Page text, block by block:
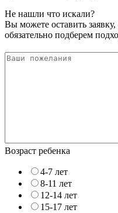
Не нашли что искали?
Вы можете оставить
обязательно подберем
Возраст ребенка
4-7 лет
8-11 лет
12-14 лет
15-17 лет